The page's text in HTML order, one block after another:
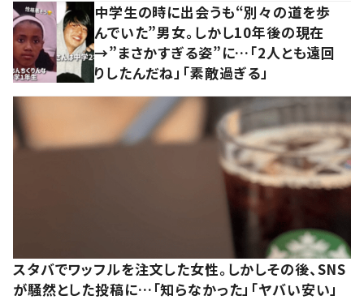
中学生の時に出会うも“別々の道を歩
んでいた”男女。しかし10年後の現在
→”まさかすぎる姿”に…「2人とも遠回
りしたんだね」「素敵過ぎる」
スタバでワッフルを注文した女性。しかしその後、SNS
が騒然とした投稿に…「知らなかった」「ヤバい安い」